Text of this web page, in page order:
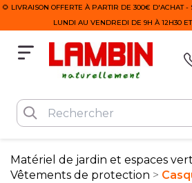
🌻 LIVRAISON OFFERTE À PARTIR DE 300€ D'ACHAT -
LUNDI AU VENDREDI DE 9H À 12H30
Matériel de jardin et espaces
Vêtements de protection